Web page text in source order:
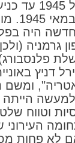
ב-30 באפריל
גרמניה
היה
גרמניה
דניץ
ומשם
וטווח
העירוני
לא פחות